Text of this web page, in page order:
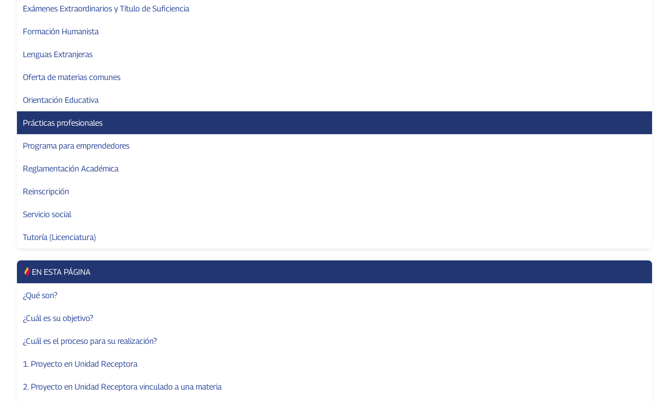
Exámenes Extraordinarios y Título de Suficiencia
Formación Humanista
Lenguas Extranjeras
Oferta de materias comunes
Orientación Educativa
Prácticas profesionales
Programa para emprendedores
Reglamentación Académica
Reinscripción
Servicio social
Tutoría (Licenciatura)
EN ESTA PÁGINA
¿Qué son?
¿Cuál es su objetivo?
¿Cuál es el proceso para su realización?
1. Proyecto en Unidad Receptora
2. Proyecto en Unidad Receptora vinculado a una materia